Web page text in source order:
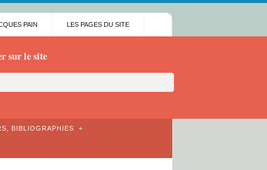
PAIN LES PAGES DU SITE
sur le site
BIBLIOGRAPHIES